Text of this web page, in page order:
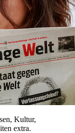
Kultur,
extra.